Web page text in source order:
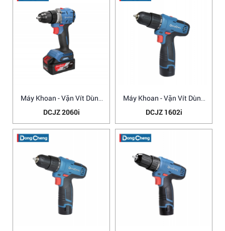
Máy Khoan - Vặn Vít Dùng
Pin
DCJZ 2060i
Máy Khoan - Vặn Vít Dùng
Pin
DCJZ 1602i